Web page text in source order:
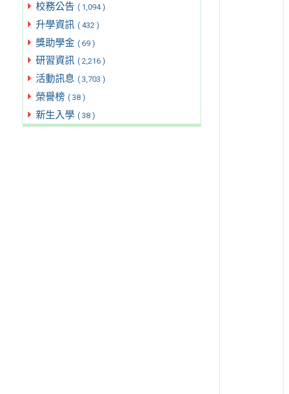
校務公告 ( 1,094 )
升學資訊 ( 432 )
獎助學金 ( 69 )
研習資訊 ( 2,216 )
活動訊息 ( 3,703 )
榮譽榜 ( 38 )
新生入學 ( 38 )